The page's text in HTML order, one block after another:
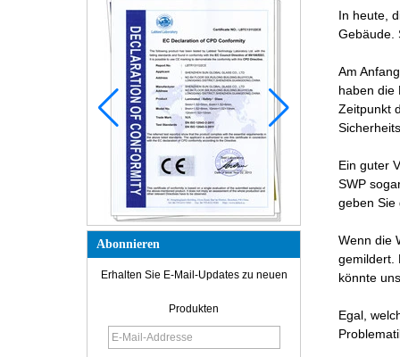
Abonnieren
Erhalten Sie E-Mail-Updates zu neuen
Produkten
Wie funktioniert ein Zwei-Wege-
Spiegel?
In heute,
Gebäude.
Am
haben die
Zeitpunkt
Ein guter
SWP
geben Sie
Wenn die
gemildert.
könnte
Egal,